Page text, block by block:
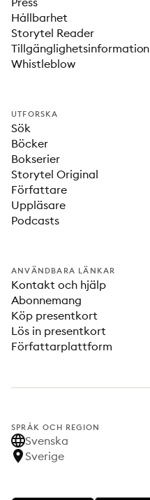
Hållbarhet
Storytel Reader
Tillgänglighetsinformation
Whistleblow
UTFORSKA
Sök
Böcker
Bokserier
Storytel Original
Författare
Uppläsare
Podcasts
ANVÄNDBARA LÄNKAR
Kontakt och hjälp
Abonnemang
Köp presentkort
Lös in presentkort
Författarplattform
SPRÅK OCH REGION
Svenska
Sverige